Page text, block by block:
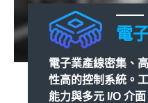
電
電子業產線密集、
性高的控制系統。
能力與多元 I/O 介